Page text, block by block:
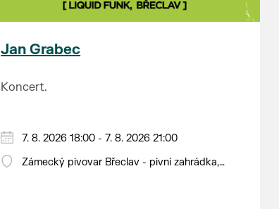
Jan Grabec
Koncert.
7. 8. 2026 18:00 - 7. 8. 2026 21:00
Zámecký pivovar Břeclav - pivní zahrádka,